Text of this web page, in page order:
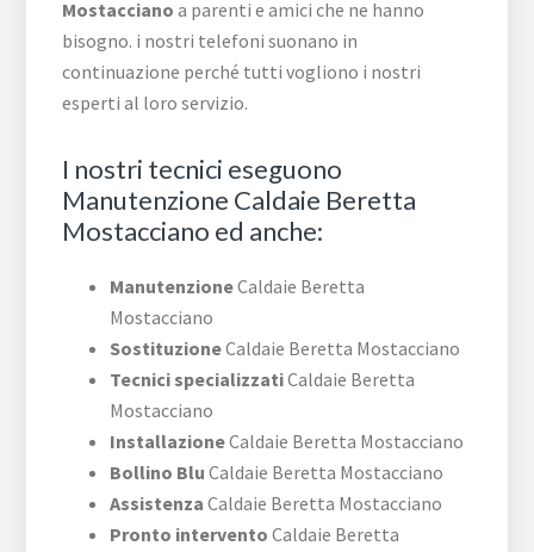
Mostacciano a parenti e amici che ne hanno
bisogno. i nostri telefoni suonano in
continuazione perché tutti vogliono i nostri
esperti al loro servizio.
I nostri tecnici eseguono
Manutenzione Caldaie Beretta
Mostacciano ed anche:
ManutenzioneCaldaie Beretta
Mostacciano
SostituzioneCaldaie Beretta Mostacciano
Tecnici specializzatiCaldaie Beretta
Mostacciano
InstallazioneCaldaie Beretta Mostacciano
Bollino Blu Caldaie Beretta Mostacciano
Assistenza Caldaie Beretta Mostacciano
Pronto intervento Caldaie Beretta